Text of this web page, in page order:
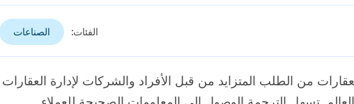
الفئات: الصناعات
من الطلب المتزايد من قبل الأفراد والشركات لإدارة العقارات